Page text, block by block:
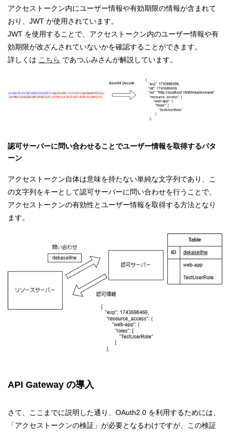
アクセストークン内にユーザー情報や有効期限の情報が含まれて
おり、JWT が使用されています。
JWT を使用することで、アクセストークン内のユーザー情報や有
効期限が改ざんされていないかを確認することができます。
詳しくは こちら であつふみさんが解説しています。
認可サーバーに問い合わせることでユーザー情報を取得するパタ
ーン
アクセストークン自体は意味を持たない単純な文字列であり、こ
の文字列をキーとして認可サーバーに問い合わせを行うことで、
アクセストークンの有効性とユーザー情報を取得する方法となり
ます。
API Gateway の導入
さて、ここまでに説明した通り、OAuth2.0 を利用するためには、
「アクセストークンの検証」が必要となるわけですが、この検証